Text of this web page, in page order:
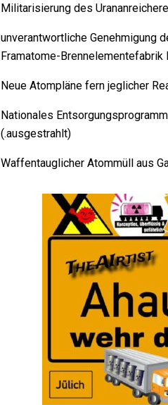
Militarisierung des
unverantwortliche Genehmigung
Framatome-Brennelementefabrik
Neue Atompläne fern jeglicher
Nationales
(.ausgestrahlt)
Waffentauglicher Atommüll aus